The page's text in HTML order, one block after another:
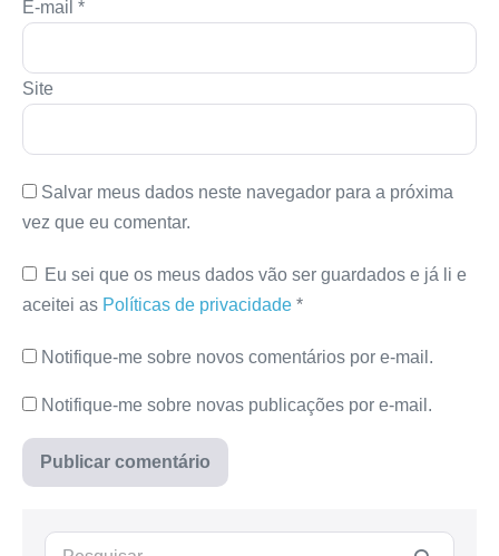
E-mail *
Site
Salvar meus dados neste navegador para a próxima
vez que eu comentar.
Eu sei que os meus dados vão ser guardados e já li e
aceitei as Políticas de privacidade *
Notifique-me sobre novos comentários por e-mail.
Notifique-me sobre novas publicações por e-mail.
Procurar: